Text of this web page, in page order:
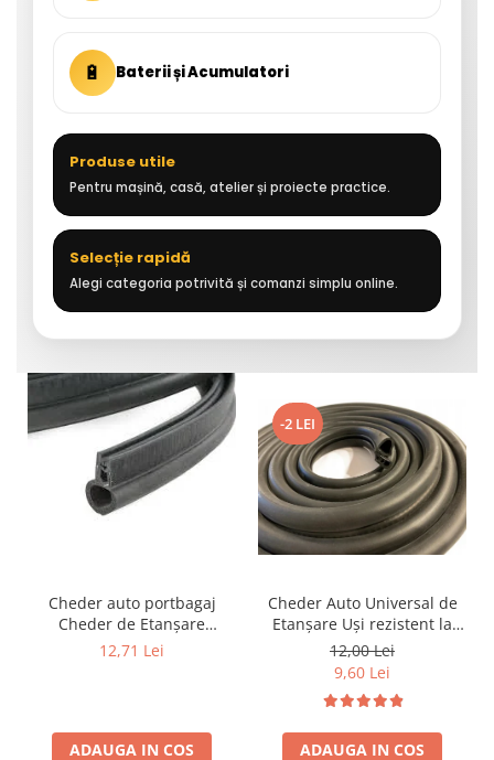
🔋 Baterii și Acumulatori
Produse utile
Pentru mașină, casă, atelier și proiecte practice.
Selecție rapidă
Alegi categoria potrivită și comanzi simplu online.
Cheder auto portbagaj
Cheder de Etanșare
Profesional din Cauciuc -
Liniar
12,71 Lei
ADAUGA IN COS
-2 LEI
Cheder Auto Universal de
Etanșare Uși rezistent la
intemperii, raze UV,
îmbătrânire și temperaturi
extreme
12,00 Lei
9,60 Lei
ADAUGA IN COS